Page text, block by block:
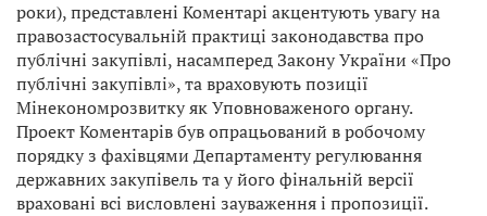
роки), представлені Комен­тарі акцентують увагу на
правозастосувальній практиці законодавства про
публічні закупівлі, насамперед Закону України «Про
публічні закупівлі», та враховують позиції
Мінекономрозви­тку як Уповноваженого органу.
Проект Коментарів був опрацьований в робочому
порядку з фахівцями Департаменту регулювання
державних закупівель та у його фінальній версії
врахо­вані всі висловлені зауваження і пропозиції.